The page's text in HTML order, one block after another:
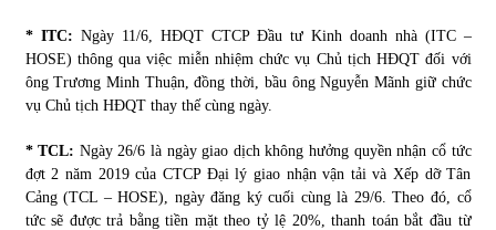
* ITC: Ngày 11/6, HĐQT CTCP Đầu tư Kinh doanh nhà (ITC –
HOSE) thông qua việc miễn nhiệm chức vụ Chủ tịch HĐQT đối với
ông Trương Minh Thuận, đồng thời, bầu ông Nguyễn Mãnh giữ chức
vụ Chủ tịch HĐQT thay thế cùng ngày.
* TCL: Ngày 26/6 là ngày giao dịch không hưởng quyền nhận cổ tức
đợt 2 năm 2019 của CTCP Đại lý giao nhận vận tải và Xếp dỡ Tân
Cảng (TCL – HOSE), ngày đăng ký cuối cùng là 29/6. Theo đó, cổ
tức sẽ được trả bằng tiền mặt theo tỷ lệ 20%, thanh toán bắt đầu từ